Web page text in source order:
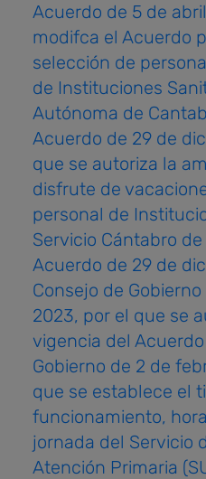
Acuerdo de 5 de
modifca el Acuerdo
selección de
de Instituciones
Autónoma de
Acuerdo de 29 de
que se autoriza la
disfrute de
personal de
Servicio Cántabro
Acuerdo de 29 de
Consejo de
2023, por el que se
vigencia del
Gobierno de 2 de
que se establece el
funcionamiento,
jornada del Servicio
Atención Primaria